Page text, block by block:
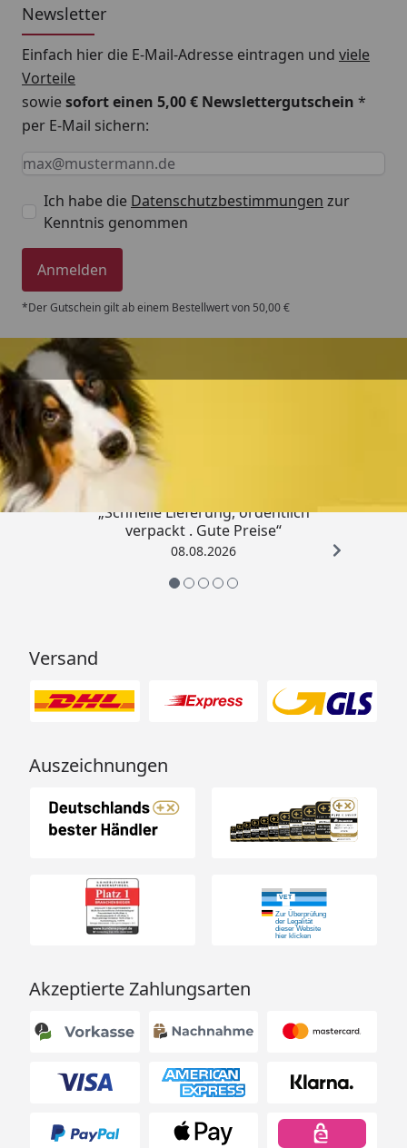
Newsletter
Einfach hier die E-Mail-Adresse eintragen und viele
Vorteile
sowiesofort einen 5,00 € Newslettergutschein *
per E-Mail sichern:
Keine Eingabe erforderlich
Eingabe erforderlich
E-Mail *
Ich habe die Datenschutzbestimmungen zur
Kenntnis genommen
Anmelden
*Der Gutschein gilt ab einem Bestellwert von 50,00 €
Trusted Shops
„Schnelle Lieferung, ordentlich
verpackt . Gute Preise“
08.08.2026
Versand
Auszeichnungen
Akzeptierte Zahlungsarten